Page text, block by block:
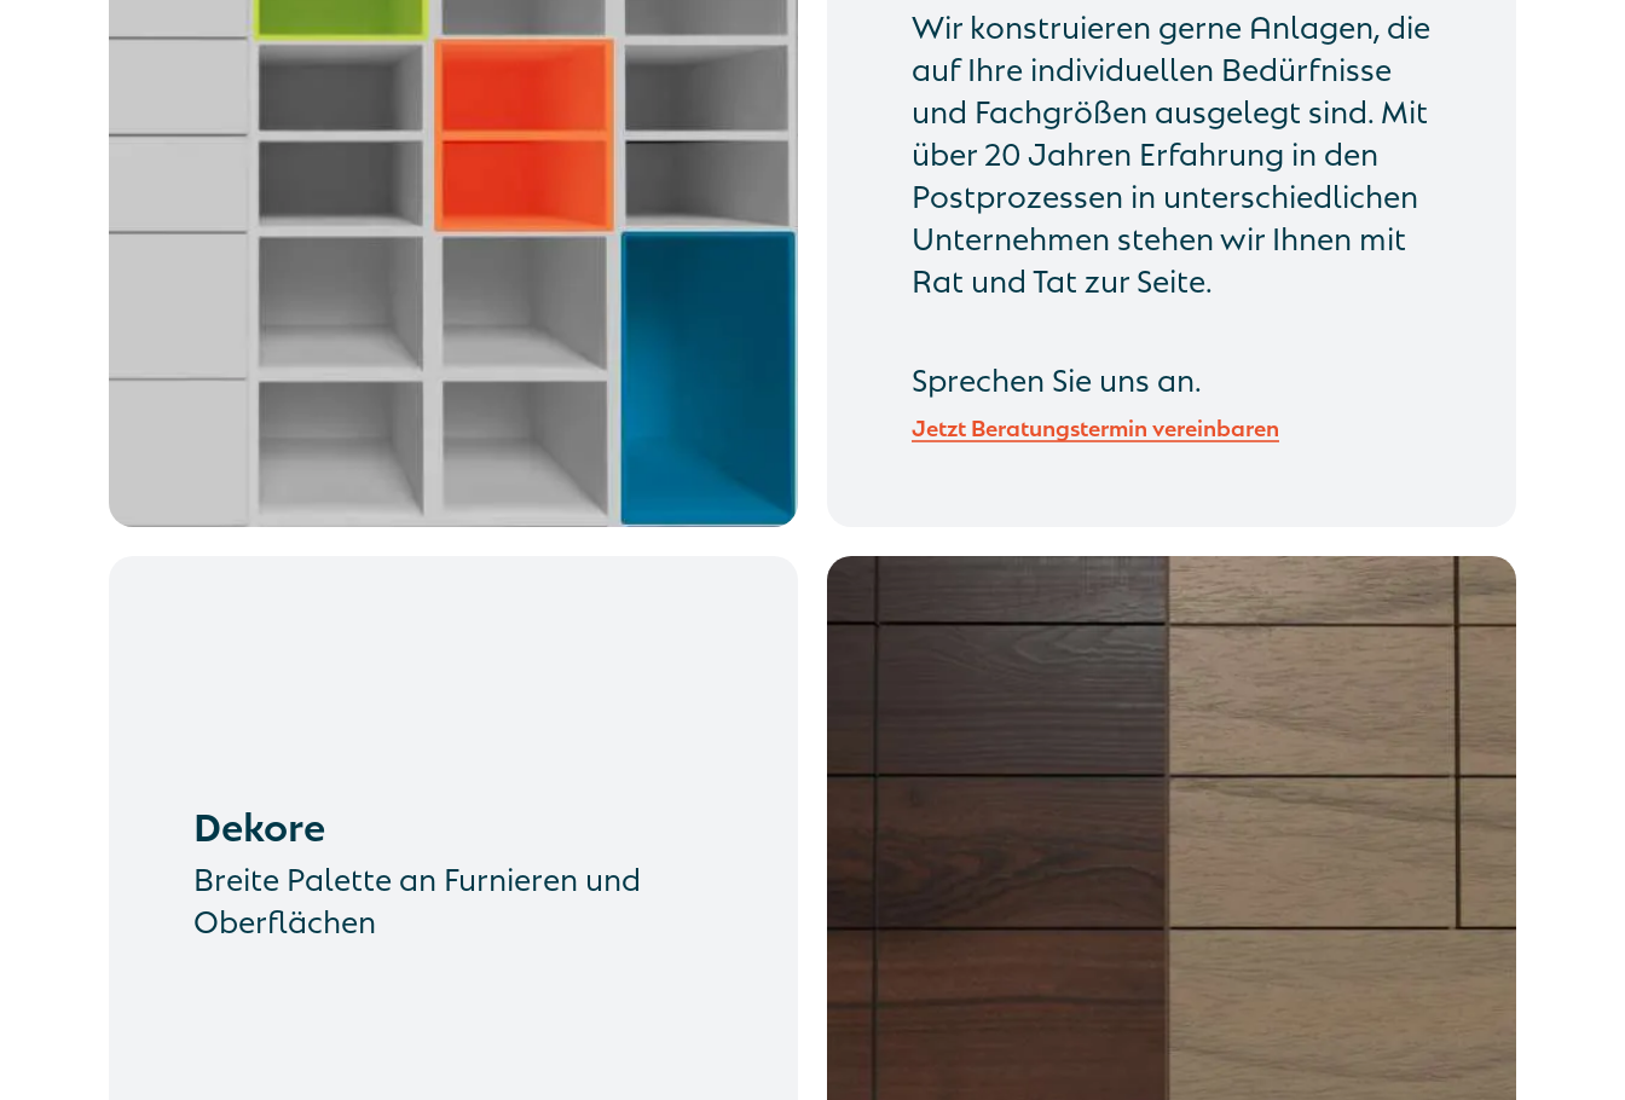
Wir konstruieren gerne Anlagen, die
auf Ihre individuellen Bedürfnisse
und Fachgrößen ausgelegt sind. Mit
über 20 Jahren Erfahrung in den
Postprozessen in unterschiedlichen
Unternehmen stehen wir Ihnen mit
Rat und Tat zur Seite.
Sprechen Sie uns an.
Jetzt Beratungstermin vereinbaren
Dekore
Breite Palette an Furnieren und
Oberflächen